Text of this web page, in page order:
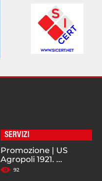
SERVIZI
Promozione | US
Agropoli 1921. ...
92